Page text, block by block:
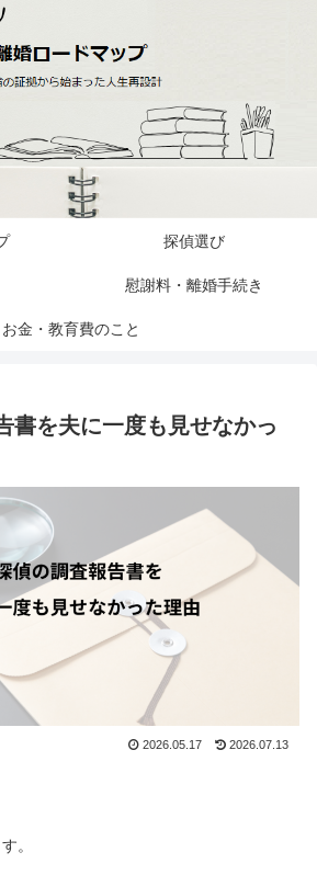
探偵選び
慰謝料・離婚手続き
お金・教育費のこと
書を夫に一度も見せなかっ
2026.05.17 2026.07.13
。